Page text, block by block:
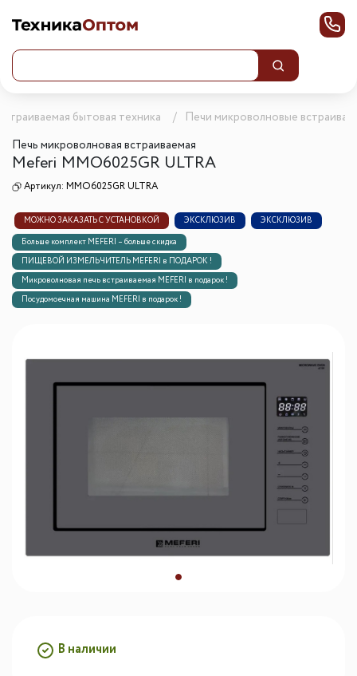
бытовая техника
Печи микроволновые
Печь микроволновая встраиваемая
Meferi MMO6025GR ULTRA
Артикул: MMO6025GR ULTRA
МОЖНО ЗАКАЗАТЬ С УСТАНОВКОЙ ЭКСКЛЮЗИВ
ЭКСКЛЮЗИВ
Больше комплект MEFERI – больше скидка
ПИЩЕВОЙ ИЗМЕЛЬЧИТЕЛЬ MEFERI в ПОДАРОК !
Микроволновая печь встраиваемая MEFERI в подарок !
Посудомоечная машина MEFERI в подарок !
В наличии